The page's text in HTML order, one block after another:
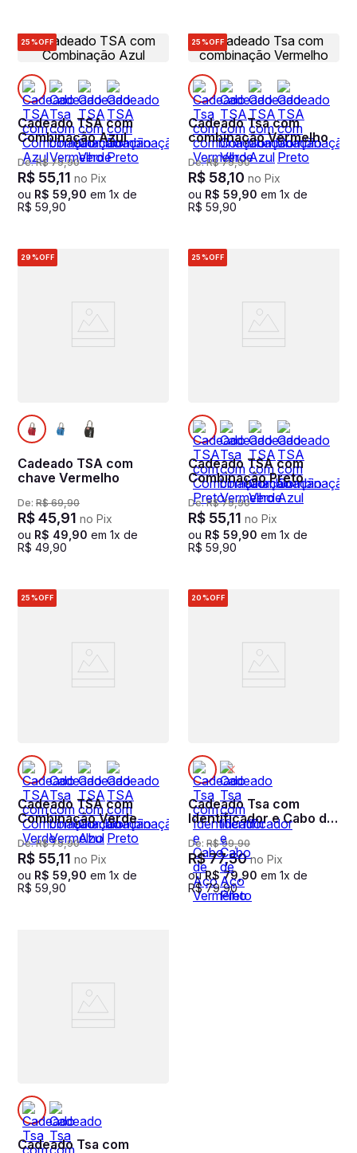
25%OFF
Cadeado TSA com
Combinação Azul
De:R$ 79,90
R$ 55,11 no Pix
ou R$ 59,90 em 1x de
R$ 59,90
25%OFF
Cadeado Tsa com
combinação Vermelho
De:R$ 79,90
R$ 58,10 no Pix
ou R$ 59,90 em 1x de
R$ 59,90
29%OFF
Cadeado TSA com
chave Vermelho
De: R$ 69,90
R$45,91 no Pix
ou R$ 49,90 em 1x de
R$ 49,90
25%OFF
Cadeado TSA com
Combinação Preto
De:R$ 79,90
R$ 55,11 no Pix
ou R$ 59,90 em 1x de
R$ 59,90
25%OFF
Cadeado TSA com
Combinação Verde
De:R$ 79,90
R$ 55,11 no Pix
ou R$ 59,90 em 1x de
R$ 59,90
20%OFF
Cadeado Tsa com
Identificador e Cabo de
Aço Vermelho
De: R$ 99,90
R$77,50no Pix
ouR$ 79,90 em 1x de
R$ 79,90
Cadeado Tsa com